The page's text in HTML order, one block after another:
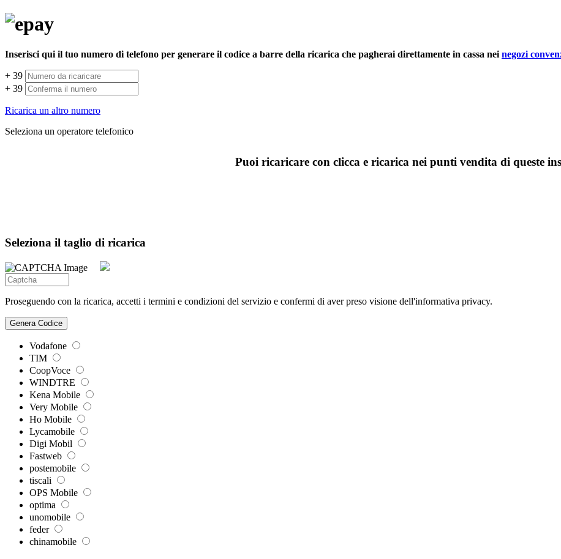
Inserisci qui il tuo numero di telefono per generare il codice a barre della ricarica che pagherai direttamente in cassa nei negozi
+ 39
+ 39
Ricarica un altro numero
Seleziona un operatore telefonico
Puoi ricaricare con clicca e ricarica nei punti vendita di queste
Seleziona il taglio di ricarica
Proseguendo con la ricarica, accetti i termini e condizioni del servizio e confermi di aver preso visione dell'informativa privacy.
Genera Codice
Vodafone
TIM
CoopVoce
WINDTRE
Kena Mobile
Very Mobile
Ho Mobile
Lycamobile
Digi Mobil
Fastweb
postemobile
tiscali
OPS Mobile
optima
unomobile
feder
chinamobile